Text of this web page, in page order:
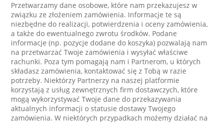
Przetwarzamy dane osobowe, które nam przekazujesz w
związku ze złożeniem zamówienia. Informacje te są
niezbędne do realizacji, potwierdzenia i oceny zamówienia,
a także do ewentualnego zwrotu środków. Podane
informacje (np. pozycje dodane do koszyka) pozwalają nam
na przetwarzać Twoje zamówienia i wysyłać właściwe
rachunki. Poza tym pomagają nam i Partnerom, u których
składasz zamówienia, kontaktować się z Tobą w razie
potrzeby. Niektórzy Partnerzy na naszej platformie
korzystają z usług zewnętrznych firm dostawczych, które
mogą wykorzystywać Twoje dane do przekazywania
aktualnych informacji o statusie dostawy Twojego
zamówienia. W niektórych przypadkach możemy działać na